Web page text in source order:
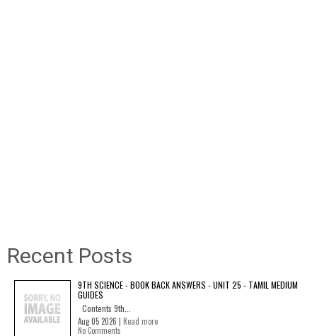
Recent Posts
9TH SCIENCE - BOOK BACK ANSWERS - UNIT 25 - TAMIL MEDIUM
GUIDES
Contents 9th...
Aug 05 2026 | Read more
No Comments